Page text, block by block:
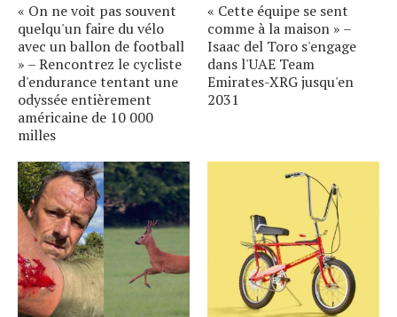
« On ne voit pas souvent
quelqu'un faire du vélo
avec un ballon de football
» – Rencontrez le cycliste
d'endurance tentant une
odyssée entièrement
américaine de 10 000
milles
« Cette équipe se sent
comme à la maison » –
Isaac del Toro s'engage
dans l'UAE Team
Emirates-XRG jusqu'en
2031